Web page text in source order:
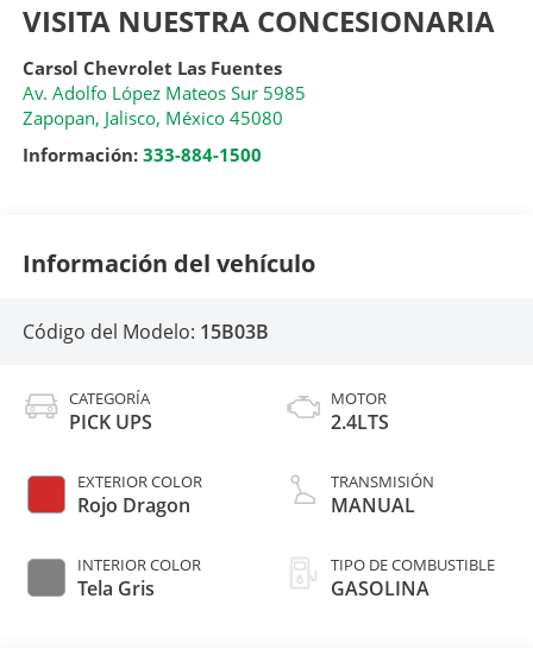
VISITA NUESTRA CONCESIONARIA
Carsol Chevrolet Las Fuentes
Av. Adolfo López Mateos Sur 5985
Zapopan, Jalisco, México 45080
Información: 333-884-1500
Información del vehículo
Código del Modelo: 15B03B
CATEGORÍA
PICK UPS
EXTERIOR COLOR
Rojo Dragon
INTERIOR COLOR
Tela Gris
MOTOR
2.4LTS
TRANSMISIÓN
MANUAL
TIPO DE COMBUSTIBLE
GASOLINA